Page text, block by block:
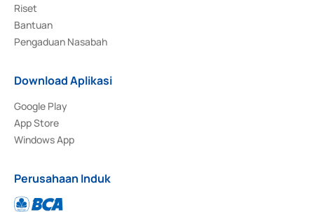
Riset
Bantuan
Pengaduan Nasabah
Download Aplikasi
Google Play
App Store
Windows App
Perusahaan Induk